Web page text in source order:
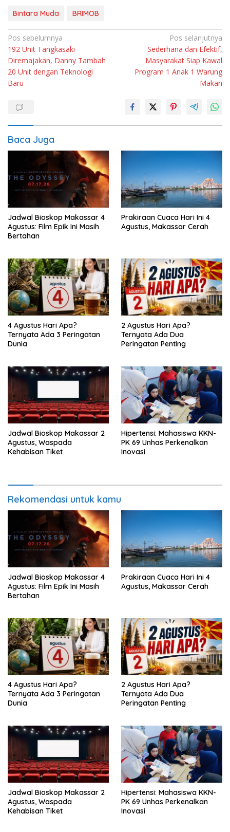
Bintara Muda BRIMOB
Navigasi
pos
Pos sebelumnya
192 Unit Tangkasaki
Diremajakan, Danny Tambah
20 Unit dengan Teknologi
Baru
Pos selanjutnya
Sederhana dan Efektif,
Masyarakat Siap Kawal
Program 1 Anak 1 Warung
Makan
Baca Juga
Jadwal Bioskop Makassar 4
Agustus: Film Epik Ini Masih
Bertahan
Prakiraan Cuaca Hari Ini 4
Agustus, Makassar Cerah
4 Agustus Hari Apa?
Ternyata Ada 3 Peringatan
Dunia
2 Agustus Hari Apa?
Ternyata Ada Dua
Peringatan Penting
Jadwal Bioskop Makassar 2
Agustus, Waspada
Kehabisan Tiket
Hipertensi: Mahasiswa KKN-
PK 69 Unhas Perkenalkan
Inovasi
Rekomendasi untuk kamu
Jadwal Bioskop Makassar 4
Agustus: Film Epik Ini Masih
Bertahan
Prakiraan Cuaca Hari Ini 4
Agustus, Makassar Cerah
4 Agustus Hari Apa?
Ternyata Ada 3 Peringatan
Dunia
2 Agustus Hari Apa?
Ternyata Ada Dua
Peringatan Penting
Jadwal Bioskop Makassar 2
Agustus, Waspada
Kehabisan Tiket
Hipertensi: Mahasiswa KKN-
PK 69 Unhas Perkenalkan
Inovasi